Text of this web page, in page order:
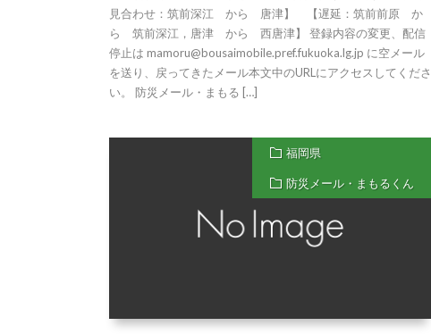
見合わせ：筑前深江 から 唐津】 【遅延：筑前前原 か
ら 筑前深江，唐津 から 西唐津】 登録内容の変更、配信
停止は mamoru@bousaimobile.pref.fukuoka.lg.jp に空メール
を送り、戻ってきたメール本文中のURLにアクセスしてくださ
い。 防災メール・まもる […]
福岡県
防災メール・まもるくん